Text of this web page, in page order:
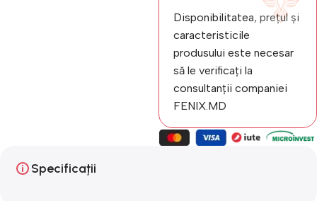
Disponibilitatea, prețul și
caracteristicile
produsului este necesar
să le verificați la
consultanții companiei
FENIX.MD
Specificații